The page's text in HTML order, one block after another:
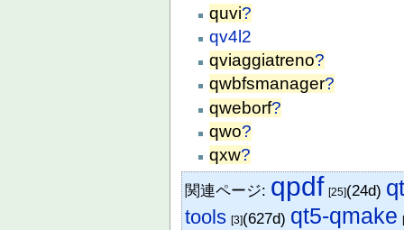
quvi?
qv4l2
qviaggiatreno?
qwbfsmanager?
qweborf?
qwo?
qxw?
関連ページ: qpdf [25](24d)
tools [3](627d) qt5-qmake